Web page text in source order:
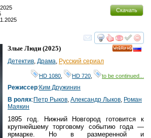
Скачать
смотреть
Злые Люди (2025)
Детектив, Драма, Русский сериал
HD 1080 HD 720 to be continued...
Режиссер:Ким Дружинин
В ролях:Петр Рыков, Александр Лыков, Роман
Маякин
1895 год. Нижний Новгород готовится к
крупнейшему торговому событию года —
ярмарке. Но в размеренной и